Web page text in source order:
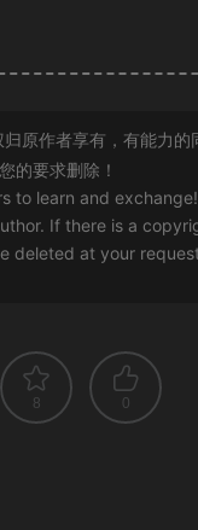
原作者享有，有能力
的要求删除！
to learn and
If there is a
deleted at your
8 0